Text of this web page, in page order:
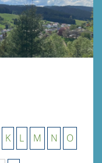
K L M N O